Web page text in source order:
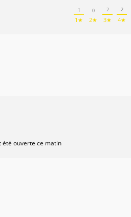
1
1★
0
2★
2
3★
2
4★
été ouverte ce matin